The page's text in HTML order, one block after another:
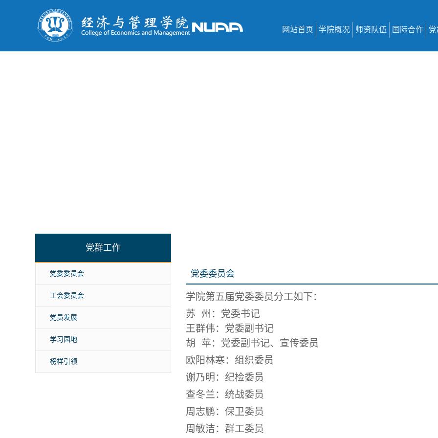
网站首页 学院概况 师资队伍 国际合作
党群工作
党委委员会
工会委员会
党员发展
学习园地
榜样引领
党委委员会
学院第五届党委委员分工如下：
苏 州：党委书记
王群伟：党委副书记
胡 苹：党委副书记、 宣传委员
欧阳林寒： 组织委员
谢乃明： 纪检委员
查冬兰： 统战委员
周志鹏： 保卫委员
周敏洁： 群工委员